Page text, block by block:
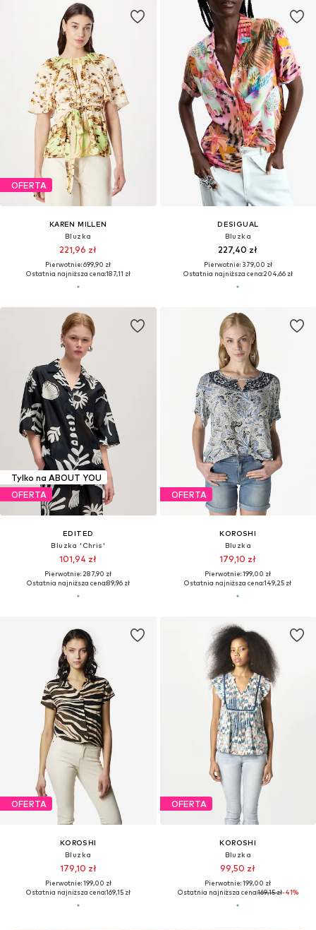
OFERTA
KAREN MILLEN
Bluzka
221,96 zł
Pierwotnie: 699,90 zł
Ostatnia najniższa cena:187,11 zł
DESIGUAL
Bluzka
227,40 zł
Pierwotnie: 379,00 zł
Ostatnia najniższa cena:204,66 zł
Tylko na ABOUT YOU
OFERTA
EDITED
Bluzka 'Chris'
101,94 zł
Pierwotnie: 287,90 zł
Ostatnia najniższa cena:89,96 zł
OFERTA
KOROSHI
Bluzka
179,10 zł
Pierwotnie: 199,00 zł
Ostatnia najniższa cena:149,25 zł
OFERTA
KOROSHI
Bluzka
179,10 zł
Pierwotnie: 199,00 zł
Ostatnia najniższa cena:169,15 zł
OFERTA
KOROSHI
Bluzka
99,50 zł
Pierwotnie: 199,00 zł
Ostatnia najniższa cena:169,15 zł-41%